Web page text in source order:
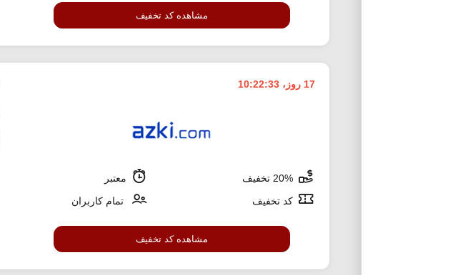
مشاهده کد تخفیف
معتبر
کد تخفیف
تمام کاربران
مشاهده کد تخفیف
17 روز، 10:22:32